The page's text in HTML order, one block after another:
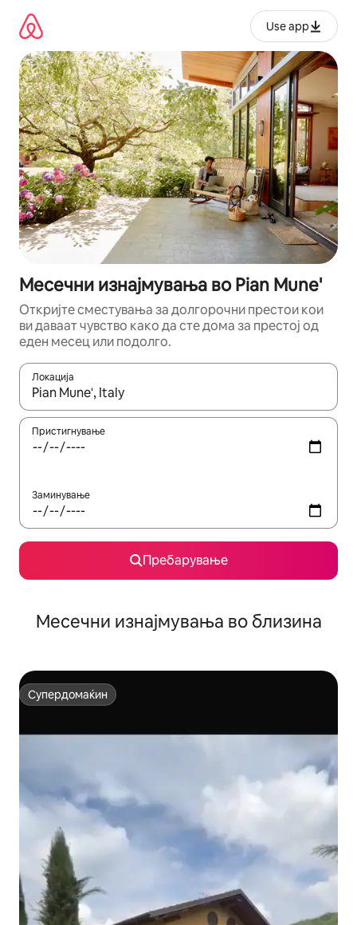
содржина
Use app
Месечни изнајмувања во Pian Mune'
Откријте сместувања за долгорочни престои кои
ви даваат чувство како да сте дома за престој од
еден месец или подолго.
Локација
Кога резултатите се достапни, движете се со копчињата
Пристигнување
Заминување
Пребарување
Месечни изнајмувања во близина
Супердомаќин
Супердомаќин